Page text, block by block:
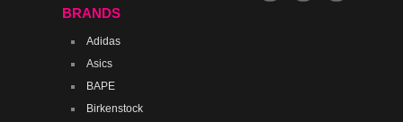
BRANDS
Adidas
Asics
BAPE
Birkenstock